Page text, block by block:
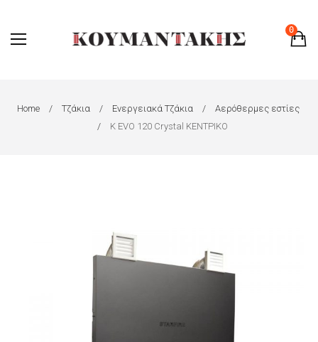
0
Home Τζάκια Ενεργειακά Τζάκια
Αερόθερμες εστίες
K EVO 120 Crystal ΚΕΝΤΡΙΚΟ